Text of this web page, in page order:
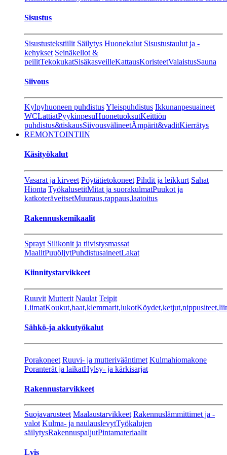
Sisustus
Sisustustekstiilit Säilytys Huonekalut Sisustustaulut ja -
kehykset Seinäkellot &
peilitTekokukatSisäkasveilleKattausKoristeetValaistusSauna
Siivous
Kylpyhuoneen puhdistusYleispuhdistus Ikkunanpesuaineet
WCLattiatPyykinpesuHuonetuoksutKeittiön
puhdistus&tiskausSiivousvälineetÄmpärit&vaditKierrätys
REMONTOINTIIN
Käsityökalut
Vasarat ja kirveet Pöytätietokoneet Pihdit ja leikkurt Sahat
Hionta TyökalusetitMitat ja suorakulmatPuukot ja
katkoteräveitsetMuuraus,rappaus,laatoitus
Rakennuskemikaalit
Sprayt Silikonit ja tiivistysmassat
MaalitPuuöljytPuhdistusaineetLakat
Kiinnitystarvikkeet
Ruuvit Mutterit Naulat Teipit
LiimatKoukut,haat,klemmarit,lukot
Sähkö-ja akkutyökalut
Porakoneet Ruuvi- ja mutterivääntimet Kulmahiomakone
Poranterät ja laikatHylsy- ja kärkisarjat
Rakennustarvikkeet
Suojavarusteet Maalaustarvikkeet Rakennuslämmittimet ja -
valot Kulma- ja naulauslevytTyökalujen
säilytysRakennuspaljutPintamateriaalit
Lvis